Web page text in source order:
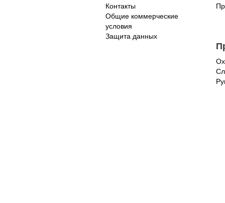
Контакты
Общие коммерческие
условия
Защита данных